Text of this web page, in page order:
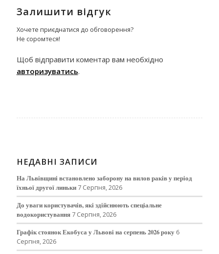
Залишити відгук
Хочете приєднатися до обговорення?
Не соромтеся!
Щоб відправити коментар вам необхідно
авторизуватись.
НЕДАВНІ ЗАПИСИ
На Львівщині встановлено заборону на вилов раків у період
їхньої другої линьки 7 Серпня, 2026
До уваги користувачів, які здійснюють спеціальне
водокористування 7 Серпня, 2026
Графік стоянок Екобуса у Львові на серпень 2026 року 6
Серпня, 2026